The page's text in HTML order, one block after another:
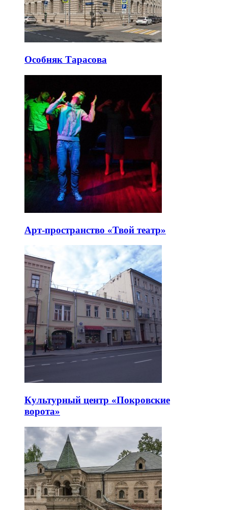
Особняк Тарасова
Арт-пространство «Твой театр»
Культурный центр «Покровские
ворота»